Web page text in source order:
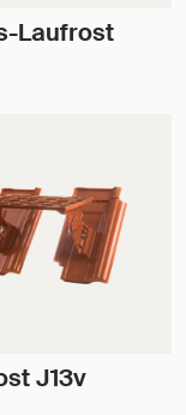
Laufrost
J13v